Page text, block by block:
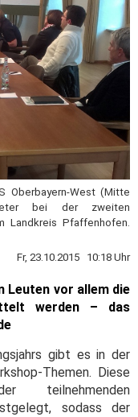
Oberbayern-West (Mitte
bei der zweiten
Landkreis Pfaffenhofen.
Fr, 23.10.2015 10:18 Uhr
Leuten vor allem die
werden – das
gibt es in der
Themen. Diese
teilnehmenden
sodass der